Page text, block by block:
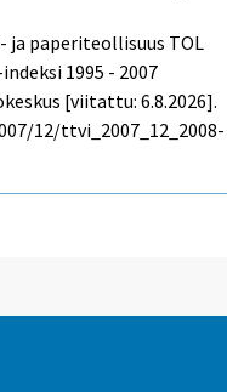
ja paperiteollisuus TOL
1995 - 2007
[viitattu: 6.8.2026].
12/ttvi_2007_12_2008-